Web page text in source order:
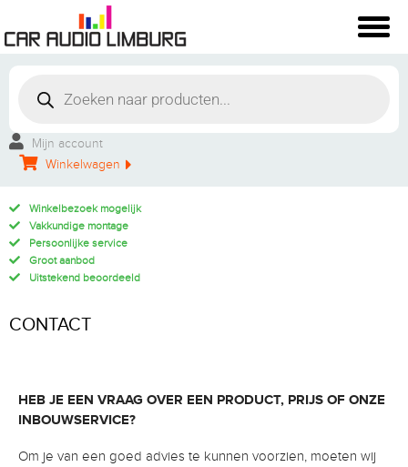
Mijn account
Winkelwagen
Winkelbezoek mogelijk
Vakkundige montage
Persoonlijke service
Groot aanbod
Uitstekend beoordeeld
CONTACT
HEB JE EEN VRAAG OVER EEN PRODUCT, PRIJS OF ONZE
INBOUWSERVICE?
Om je van een goed advies te kunnen voorzien, moeten wij